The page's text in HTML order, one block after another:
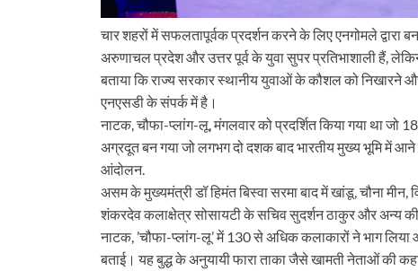
चार शहरों में सफलतापूर्वक प्रदर्शन करने के लिए एनगोमले द्वारा
अरुणाचल प्रदेश और उत्तर पूर्व के युवा सुपर प्रतिभाशाली हैं,
बताया कि राज्य सरकार स्थानीय युवाओं के कौशल को
एनएसडी के संपर्क में है।
नाटक, चौफा-प्लांग-लू, मंगलवार को प्रदर्शित किया गया था जो
अग्रदूत बन गया जो लगभग दो दशक बाद भारतीय मुख्य भूमि में
आंदोलन.
असम के मुख्यमंत्री डॉ हिमंत बिस्वा सरमा बाद में खांडू, चौना मीन,
शंकरदेव कलाक्षेत्र सोसायटी के सचिव सुदर्शन ठाकुर और अन्य की
नाटक, ’चौफा-प्लांग-लू’ में 130 से अधिक कलाकारों ने भाग
बताई। यह बुद्ध के अनुयायी फारा ताका जैसे खामती नेताओं की